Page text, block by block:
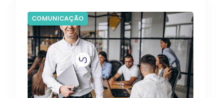
COMUNICAÇÃO